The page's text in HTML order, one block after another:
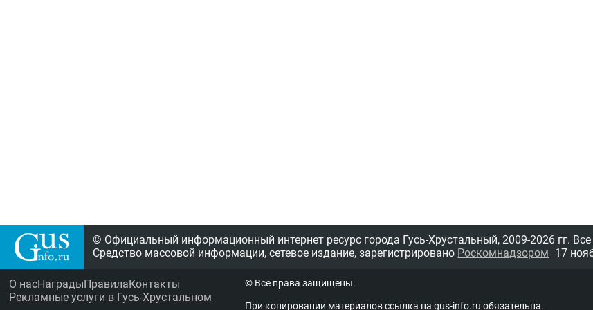
© Официальный информационный интернет ресурс города Гусь-Хрустальный, 2009-2026 гг.
Средство массовой информации, сетевое издание, зарегистрировано Роскомнадзором 17
О насНаграды Правила Контакты
Рекламные услуги в Гусь-Хрустальном
© Все права защищены.
При копировании материалов ссыл­ка на gus-info.ru обя­за­тель­на.